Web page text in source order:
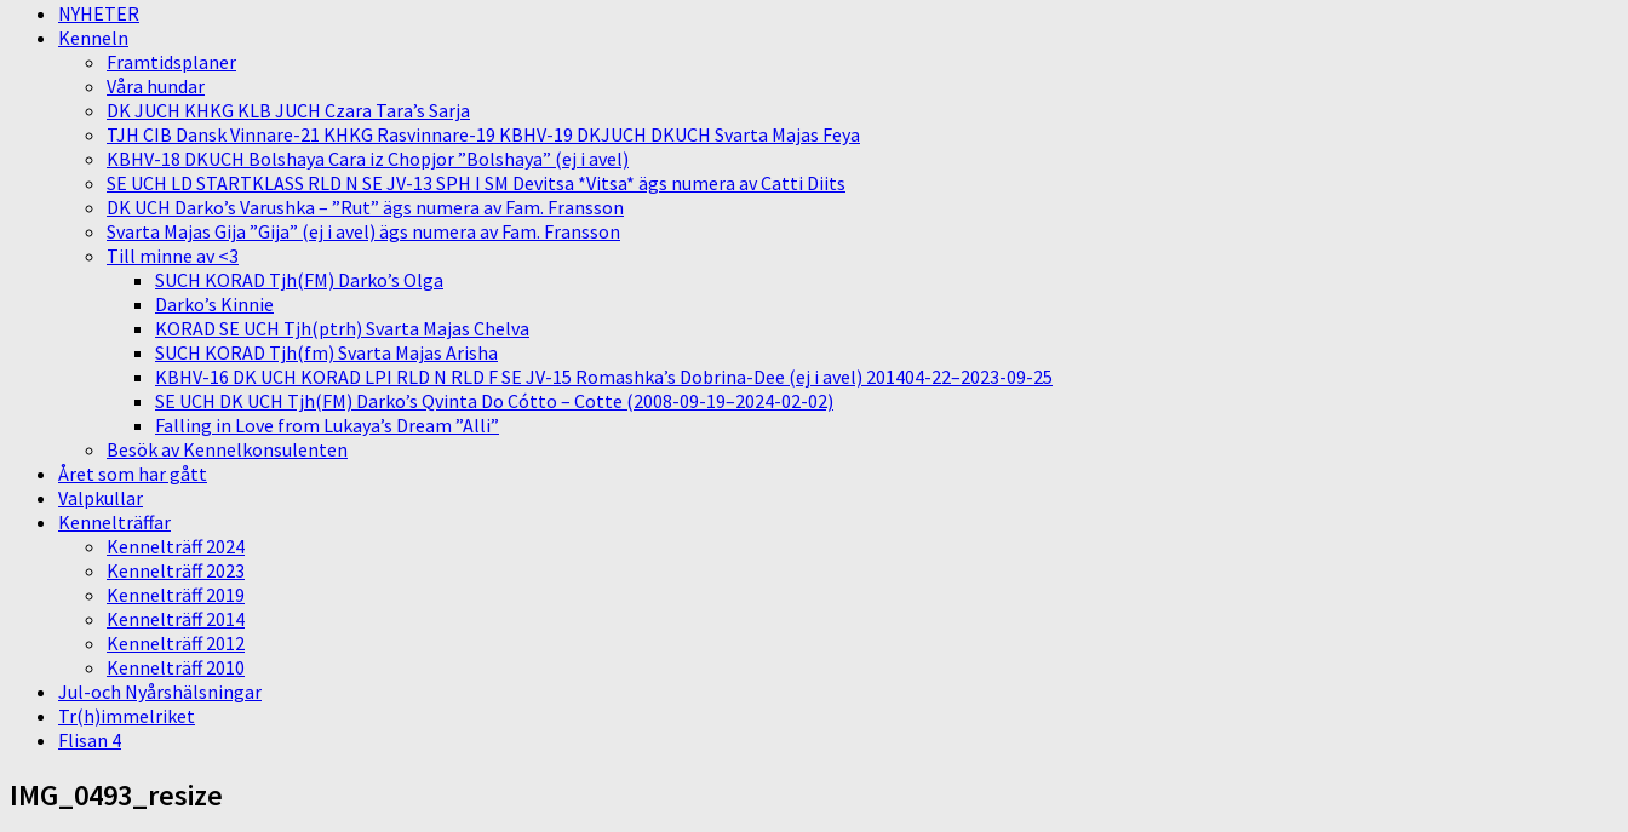
NYHETER
Kenneln
Framtidsplaner
Våra hundar
DK JUCH KHKG KLB JUCH Czara Tara’s Sarja
TJH CIB Dansk Vinnare-21 KHKG Rasvinnare-19 KBHV-19 DKJUCH DKUCH Svarta Majas Feya
KBHV-18 DKUCH Bolshaya Cara iz Chopjor ”Bolshaya” (ej i avel)
SE UCH LD STARTKLASS RLD N SE JV-13 SPH I SM Devitsa *Vitsa* ägs numera av Catti Diits
DK UCH Darko’s Varushka – ”Rut” ägs numera av Fam. Fransson
Svarta Majas Gija ”Gija” (ej i avel) ägs numera av Fam. Fransson
Till minne av <3
SUCH KORAD Tjh(FM) Darko’s Olga
Darko’s Kinnie
KORAD SE UCH Tjh(ptrh) Svarta Majas Chelva
SUCH KORAD Tjh(fm) Svarta Majas Arisha
KBHV-16 DK UCH KORAD LPI RLD N RLD F SE JV-15 Romashka’s Dobrina-Dee (ej i avel) 201404-22–2023-09-25
SE UCH DK UCH Tjh(FM) Darko’s Qvinta Do Cótto – Cotte (2008-09-19–2024-02-02)
Falling in Love from Lukaya’s Dream ”Alli”
Besök av Kennelkonsulenten
Året som har gått
Valpkullar
Kennelträffar
Kennelträff 2024
Kennelträff 2023
Kennelträff 2019
Kennelträff 2014
Kennelträff 2012
Kennelträff 2010
Jul-och Nyårshälsningar
Tr(h)immelriket
Flisan 4
IMG_0493_resize